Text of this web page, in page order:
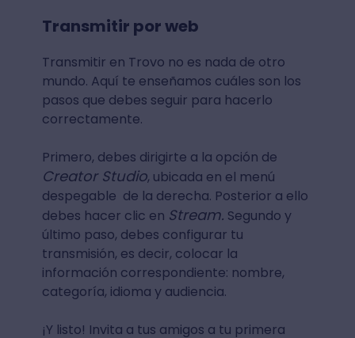
Transmitir por web
Transmitir en Trovo no es nada de otro
mundo. Aquí te enseñamos cuáles son los
pasos que debes seguir para hacerlo
correctamente.
Primero, debes dirigirte a la opción de
Creator Studio, ubicada en el menú
despegable de la derecha. Posterior a ello
debes hacer clic en Stream. Segundo y
último paso, debes configurar tu
transmisión, es decir, colocar la
información correspondiente: nombre,
categoría, idioma y audiencia.
¡Y listo! Invita a tus amigos a tu primera